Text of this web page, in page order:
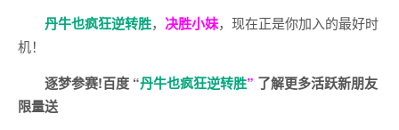
丹牛也疯狂逆转胜， 决胜小妹，现在正是你加入的最好时
机！
逐梦参赛!百度 “丹牛也疯狂逆转胜” 了解更多活跃新朋友
限量送